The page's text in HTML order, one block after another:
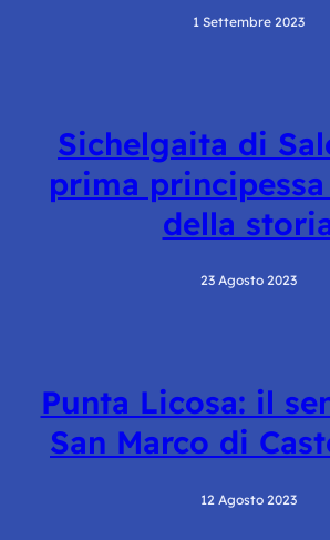
1 Settembre 2023
Sichelgaita di
prima
della
23 Agosto 2023
Punta Licosa: il
San Marco di
12 Agosto 2023